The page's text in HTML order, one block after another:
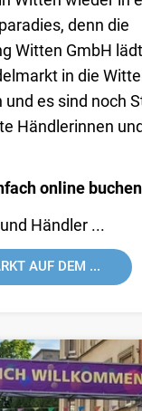
denn die
Witten GmbH
in die
und es sind noch
Händlerinnen
online buchen
Händler ...
AUF DEM ...